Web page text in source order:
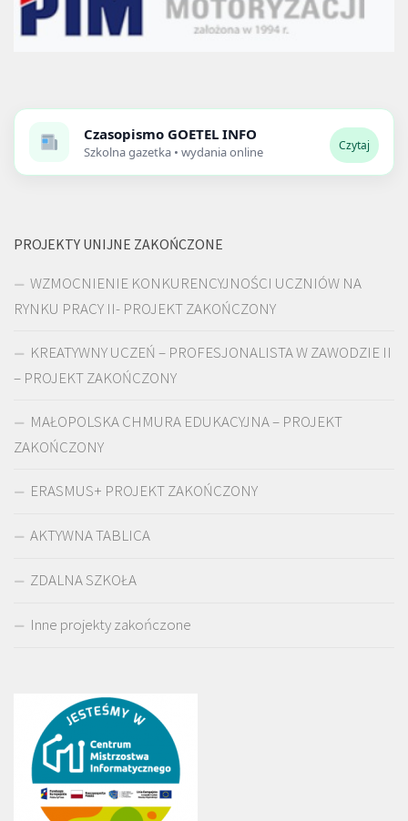
Czasopismo GOETEL INFO
Szkolna gazetka • wydania online Czytaj
PROJEKTY UNIJNE ZAKOŃCZONE
WZMOCNIENIE KONKURENCYJNOŚCI UCZNIÓW NA
RYNKU PRACY II- PROJEKT ZAKOŃCZONY
KREATYWNY UCZEŃ – PROFESJONALISTA W ZAWODZIE II
– PROJEKT ZAKOŃCZONY
MAŁOPOLSKA CHMURA EDUKACYJNA – PROJEKT
ZAKOŃCZONY
ERASMUS+ PROJEKT ZAKOŃCZONY
AKTYWNA TABLICA
ZDALNA SZKOŁA
Inne projekty zakończone